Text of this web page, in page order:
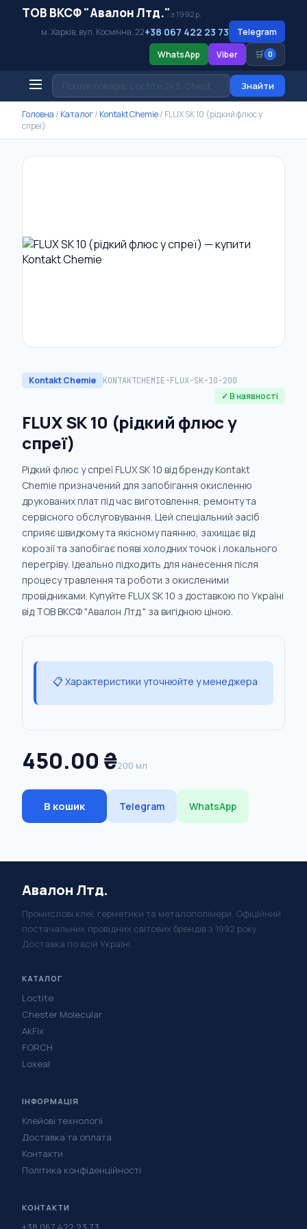
ТОВ ВКСФ "Авалон Лтд."з 1992 р.
м. Харків, вул. Космічна, 22+38 067 422 23 73
Telegram
WhatsApp
Viber 🛒 0
Знайти
Головна / Каталог/ Kontakt Chemie/ FLUX SK 10 (рідкий флюс у
спреї)
Kontakt Chemie KONTAKTCHEMIE-FLUX-SK-10-200
✓ В наявності
FLUX SK 10 (рідкий флюс у
спреї)
Рідкий флюс у спреї FLUX SK 10 від бренду Kontakt
Chemie призначений для запобігання окисленню
друкованих плат під час виготовлення, ремонту та
сервісного обслуговування. Цей спеціальний засіб
сприяє швидкому та якісному паянню, захищає від
корозії та запобігає появі холодних точок і локального
перегріву. Ідеально підходить для нанесення після
процесу травлення та роботи з окисленими
провідниками. Купуйте FLUX SK 10 з доставкою по Україні
від ТОВ ВКСФ "Авалон Лтд." за вигідною ціною.
📋 Характеристики уточнюйте у менеджера
450.00 ₴200 мл
В кошик Telegram WhatsApp
Авалон Лтд.
Промислові клеї, герметики та металополімери. Офіційний
постачальник провідних світових брендів з 1992 року.
Доставка по всій Україні.
КАТАЛОГ
Loctite
Chester Molecular
AkFix
FORCH
Loxeal
ІНФОРМАЦІЯ
Клейові технології
Доставка та оплата
Контакти
Політика конфіденційності
КОНТАКТИ